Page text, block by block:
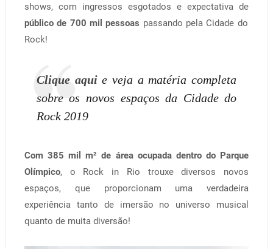
shows, com ingressos esgotados e expectativa de
público de 700 mil pessoas passando pela Cidade do
Rock!
Clique aquie veja a matéria completa
sobre os novos espaços da Cidade do
Rock 2019
Com 385 mil m² de área ocupada dentro do Parque
Olímpico, o Rock in Rio trouxe diversos novos
espaços, que proporcionam uma verdadeira
experiência tanto de imersão no universo musical
quanto de muita diversão!